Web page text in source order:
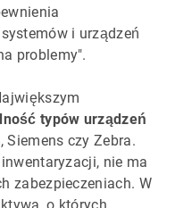
i urządzeń
problemy".
typów urządzeń
Siemens czy Zebra.
nie ma
zabezpieczeniach. W